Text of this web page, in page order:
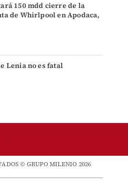
150 mdd cierre de la
de Whirlpool en Apodaca,
Lenia no es fatal
© GRUPO MILENIO 2026